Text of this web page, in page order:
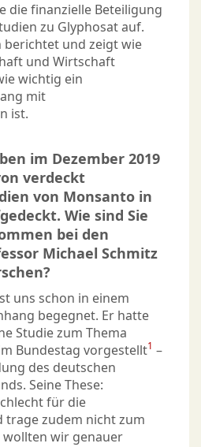
die finanzielle Beteiligung
zu Glyphosat auf.
berichtet und zeigt wie
und Wirtschaft
wichtig ein
mit
ist.
im Dezember 2019
verdeckt
von Monsanto in
Wie sind Sie
bei den
Michael Schmitz
uns schon in einem
begegnet. Er hatte
Studie zum Thema
Bundestag vorgestellt1 –
des deutschen
Seine These:
für die
zudem nicht zum
wollten wir genauer